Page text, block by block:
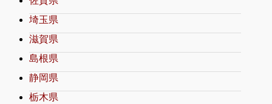
埼玉県
滋賀県
島根県
静岡県
栃木県